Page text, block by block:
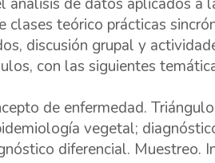
teórico prácticas
discusión grupal y
con las siguientes
de enfermedad.
vegetal;
diferencial. Muestreo.